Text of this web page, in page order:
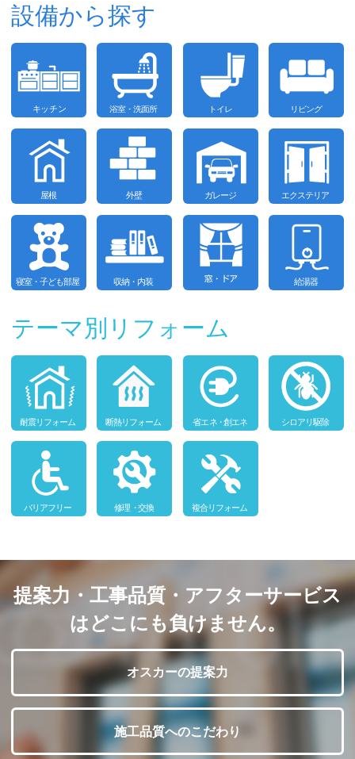
設備から探す
テーマ別リフォーム
提案力・工事品質・アフターサービス
はどこにも負けません。
オスカーの提案力
施工品質へのこだわり